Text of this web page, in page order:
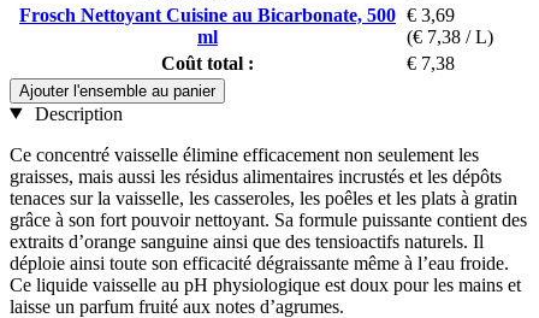
Frosch Nettoyant Cuisine au Bicarbonate, 500
ml
€ 3,69
(€ 7,38 / L)
Coût total :
€ 7,38
Ajouter l'ensemble au panier
Description
Ce concentré vaisselle élimine efficacement non seulement les
graisses, mais aussi les résidus alimentaires incrustés et les dépôts
tenaces sur la vaisselle, les casseroles, les poêles et les plats à gratin
grâce à son fort pouvoir nettoyant. Sa formule puissante contient des
extraits d’orange sanguine ainsi que des tensioactifs naturels. Il
déploie ainsi toute son efficacité dégraissante même à l’eau froide.
Ce liquide vaisselle au pH physiologique est doux pour les mains et
laisse un parfum fruité aux notes d’agrumes.